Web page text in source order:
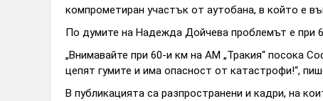
компрометиран участък от аутобана, в който е
По думите на Надежда Дойчева проблемът е при
„Внимавайте при 60-и км на АМ „Тракия“ посока
цепят гумите и има опасност от катастрофи!“,
В публикацията са разпространени и кадри, на